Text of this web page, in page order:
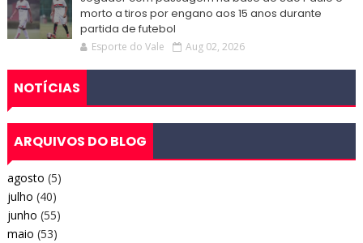
morto a tiros por engano aos 15 anos durante
partida de futebol
Esporte do Vale Aug 02, 2026
NOTÍCIAS
ARQUIVOS DO BLOG
agosto (5)
julho (40)
junho (55)
maio (53)